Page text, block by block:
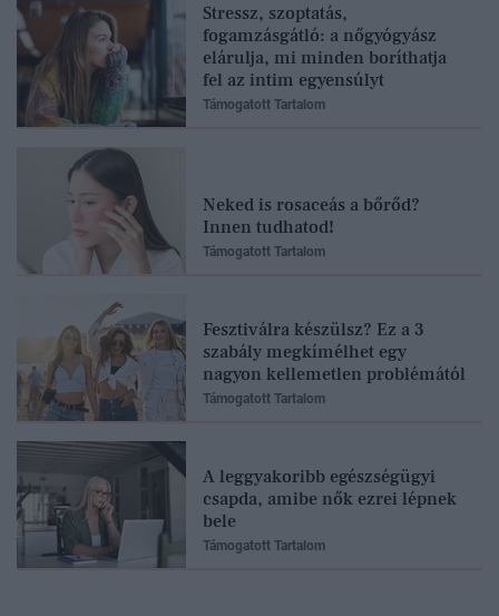
Stressz, szoptatás,
fogamzásgátló: a nőgyógyász
elárulja, mi minden boríthatja
fel az intim egyensúlyt
Támogatott Tartalom
Neked is rosaceás a bőrőd?
Innen tudhatod!
Támogatott Tartalom
Fesztiválra készülsz? Ez a 3
szabály megkímélhet egy
nagyon kellemetlen problémától
Támogatott Tartalom
A leggyakoribb egészségügyi
csapda, amibe nők ezrei lépnek
bele
Támogatott Tartalom